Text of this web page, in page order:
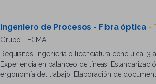
Ingeniero de Procesos - Fibra óptica -
Grupo TECMA
Requisitos: Ingeniería o licenciatura concluida.
Experiencia en balanceo de líneas.
ergonomía del trabajo. Elaboración de